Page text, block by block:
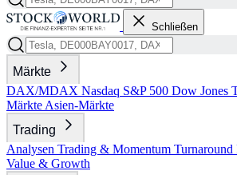
Schließen
Märkte
DAX/MDAX Nasdaq S&P 500 Dow Jones
Märkte Asien-Märkte
Trading
Analysen Trading & Momentum Turnaround
Value & Growth